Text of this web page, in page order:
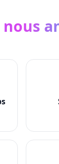
nous